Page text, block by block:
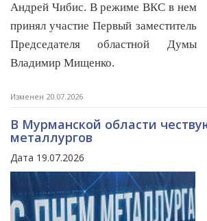
Андрей Чибис. В режиме ВКС в нем
принял участие Первый заместитель
Председателя областной Думы
Владимир Мищенко.
Изменен 20.07.2026
В Мурманской области
металлургов
Дата 19.07.2026